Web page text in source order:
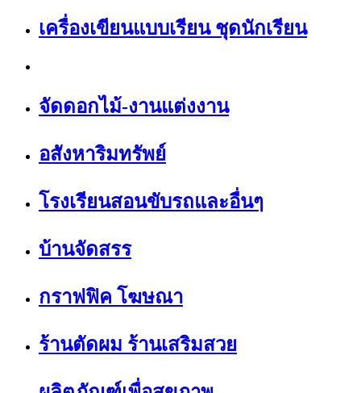
เครื่องเขียนแบบเรียน ชุดนักเรียน
จัดดอกไม้-งานแต่งงาน
อสังหาริมทรัพย์
โรงเรียนสอนขับรถและอื่นๆ
บ้านจัดสรร
กราฟฟิค โฆษณา
ร้านตัดผม ร้านเสริมสวย